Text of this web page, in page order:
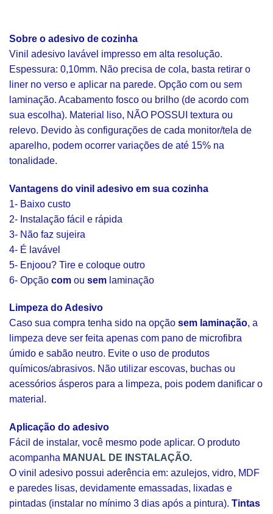
Sobre o adesivo de cozinha
Vinil adesivo lavável impresso em alta resolução.
Espessura: 0,10mm. Não precisa de cola, basta retirar o
liner no verso e aplicar na parede. Opção com ou sem
laminação. Acabamento fosco ou brilho (de acordo com
sua escolha). Material liso, NÃO POSSUI textura ou
relevo. Devido às configurações de cada monitor/tela de
aparelho, podem ocorrer variações de até 15% na
tonalidade.
Vantagens do vinil adesivo em sua cozinha
1- Baixo custo
2- Instalação fácil e rápida
3- Não faz sujeira
4- É lavável
5- Enjoou? Tire e coloque outro
6- Opção com ou sem laminação
Limpeza do Adesivo
Caso sua compra tenha sido na opção sem laminação, a
limpeza deve ser feita apenas com pano de microfibra
úmido e sabão neutro. Evite o uso de produtos
químicos/abrasivos. Não utilizar escovas, buchas ou
acessórios ásperos para a limpeza, pois podem danificar o
material.
Aplicação do adesivo
Fácil de instalar, você mesmo pode aplicar. O produto
acompanha MANUAL DE INSTALAÇÃO.
O vinil adesivo possui aderência em: azulejos, vidro, MDF
e paredes lisas, devidamente emassadas, lixadas e
pintadas (instalar no mínimo 3 dias após a pintura). Tintas